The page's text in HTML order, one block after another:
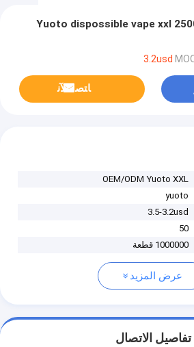
Yuoto dispossible vape xxl
ﺎﺘﺼﻟ ﺍﻶﻧ
OEM/ODM Yuoto XXL
yuoto
3.5-3.2usd
50
1000000 قطعة
عرض المزيد
تفاصيل الاتصال